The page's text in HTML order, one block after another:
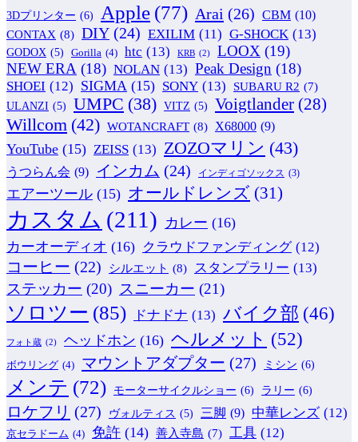
3Dプリンター (6) Apple (77) Arai (26) CBM (10)
CONTAX (8) DIY (24) EXILIM (11) G-SHOCK (13)
GODOX (5) Gorilla (4) htc (13) KRB (2) LOOX (19)
NEW ERA (18) NOLAN (13) Peak Design (18)
SHOEI (12) SIGMA (15) SONY (13) SUBARU R2 (7)
ULANZI (5) UMPC (38) VITZ (5) Voigtlander (28)
Willcom (42) WOTANCRAFT (8) X68000 (9)
YouTube (15) ZEISS (13) ZOZOマリン (43)
うつらん会 (9) インカム (24) インディゴソックス (3)
エアーツール (15) オールドレンズ (31)
カスタム (211) カレー (16)
カーオーディオ (16) クラウドファンディング (12)
コーヒー (22) シルエット (8) スタンプラリー (13)
ステッカー (20) スニーカー (21)
ソロツー (85) ドナドナ (13) バイク部 (46)
フォト蔵 (2) ヘッドホン (16) ヘルメット (52)
ボウリング (4) マウントアダプター (27) ミシン (6)
メンテ (72) モーターサイクルショー (6) ラリー (6)
ロケフリ (27) ヴォルティス (5) 三脚 (9) 中華レンズ (12)
京セラドーム (4) 免許 (14) 善入寺島 (7) 工具 (12)